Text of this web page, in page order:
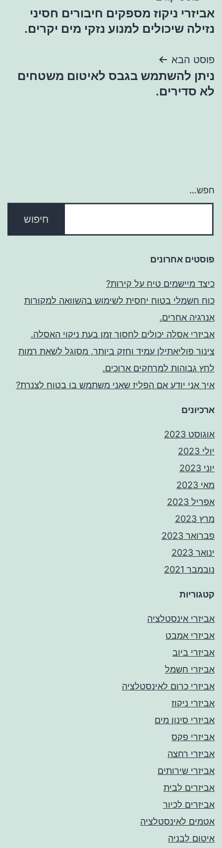
אביזרי ניקוז מספקים חיבורים חסיני
נזילה שיכולים למנוע נזקי מים יקרים.
פוסט הבא
ניתן להשתמש בגבס לאיטום משטחים
לא סדירים.
חפש…
פוסטים אחרונים
כיצד מיישמים טיח על קירות?
כוח חשמלי בטוח יחסית לשימוש בהשוואה למקורות
אנרגיה אחרים.
אביזרי אסלה יכולים לחסוך זמן בעת ניקוי האסלה.
צינור פוליאתילן עמיד וחזק ביותר, מסוגל לשאת רמות
לחץ גבוהות למרחקים ארוכים.
איך אני יודע אם הפליז שאני משתמש בו בטוח לצנרת?
ארכיונים
אוגוסט 2023
יולי 2023
יוני 2023
מאי 2023
אפריל 2023
מרץ 2023
פברואר 2023
ינואר 2023
נובמבר 2021
קטגוריות
אביזרי אינסטלציה
אביזרי אמבט
אביזרי ביוב
אביזרי חשמל
אביזרי כרום לאינסטלציה
אביזרי ניקוז
אביזרי סינון מים
אביזרי פקס
אביזרי רחצה
אביזרי שירותים
אביזרים לבית
אביזרים לכיור
אטמים לאינסטלציה
איטום לבניה